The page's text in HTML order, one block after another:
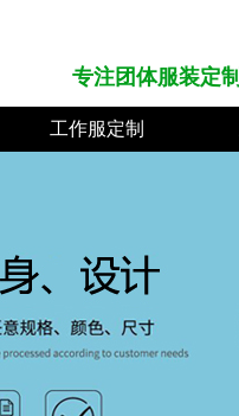
专注团体服装定制17年
工作服定制